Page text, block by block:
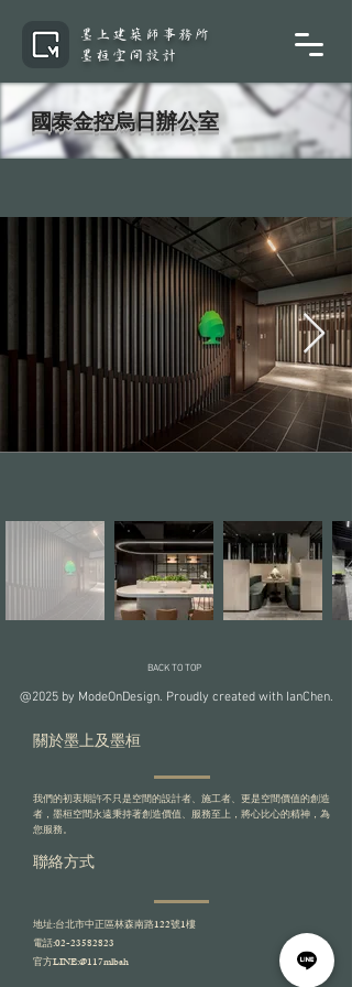
墨上建築師事務所
墨桓空間設計
國泰金控烏日辦公室
BACK TO TOP
@2025 by ModeOnDesign. Proudly created with IanChen.
關於墨上及墨桓
我們的初衷期許不只是空間的設計者、施工者、更是空間價值的創造
者，墨桓空間永遠秉持著創造價值、服務至上，將心比心的精神，為
您服務。
​聯絡方式
地址:台北市中正區林森南路122號1樓
電話:02-23582823
​官方LINE:@117mlbah